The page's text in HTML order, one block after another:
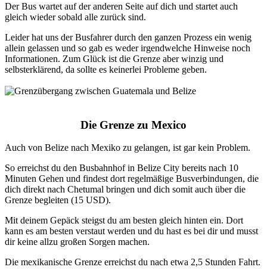
Der Bus wartet auf der anderen Seite auf dich und startet auch
gleich wieder sobald alle zurück sind.
Leider hat uns der Busfahrer durch den ganzen Prozess ein wenig
allein gelassen und so gab es weder irgendwelche Hinweise noch
Informationen. Zum Glück ist die Grenze aber winzig und
selbsterklärend, da sollte es keinerlei Probleme geben.
Die Grenze zu Mexico
Auch von Belize nach Mexiko zu gelangen, ist gar kein Problem.
So erreichst du den Busbahnhof in Belize City bereits nach 10
Minuten Gehen und findest dort regelmäßige Busverbindungen, die
dich direkt nach Chetumal bringen und dich somit auch über die
Grenze begleiten (15 USD).
Mit deinem Gepäck steigst du am besten gleich hinten ein. Dort
kann es am besten verstaut werden und du hast es bei dir und musst
dir keine allzu großen Sorgen machen.
Die mexikanische Grenze erreichst du nach etwa 2,5 Stunden Fahrt.